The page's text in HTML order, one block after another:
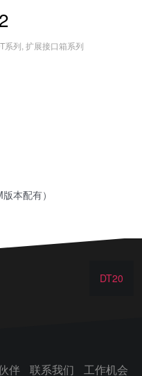
系列 扩展接口箱系列
本配有）
DT20
伴 联系我们 工作机会